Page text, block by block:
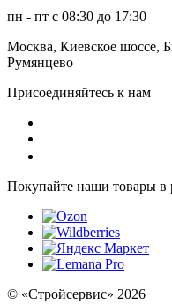
пн - пт с 08:30 до 17:30
Москва, Киевское шоссе,
Румянцево
Присоединяйтесь к нам
Покупайте наши товары в
© «Стройсервис» 2026